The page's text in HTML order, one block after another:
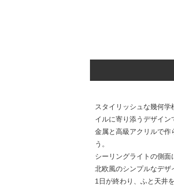
スタイリッシュな幾何
イルに寄り添うデザイン
金属と高級アクリルで作
う。
シーリングライトの側面
北欧風のシンプルなデザ
1日が終わり、ふと天井